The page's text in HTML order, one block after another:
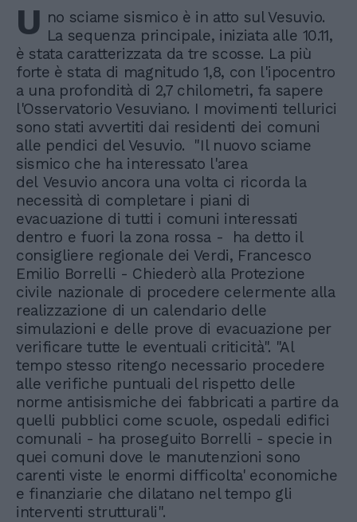
U no sciame sismico è in atto sul Vesuvio.
La sequenza principale, iniziata alle 10.11,
è stata caratterizzata da tre scosse. La più
forte è stata di magnitudo 1,8, con l'ipocentro
a una profondità di 2,7 chilometri, fa sapere
l'Osservatorio Vesuviano. I movimenti tellurici
sono stati avvertiti dai residenti dei comuni
alle pendici del Vesuvio. "Il nuovo sciame
sismico che ha interessato l'area
del Vesuvio ancora una volta ci ricorda la
necessità di completare i piani di
evacuazione di tutti i comuni interessati
dentro e fuori la zona rossa - ha detto il
consigliere regionale dei Verdi, Francesco
Emilio Borrelli - Chiederò alla Protezione
civile nazionale di procedere celermente alla
realizzazione di un calendario delle
simulazioni e delle prove di evacuazione per
verificare tutte le eventuali criticità". "Al
tempo stesso ritengo necessario procedere
alle verifiche puntuali del rispetto delle
norme antisismiche dei fabbricati a partire da
quelli pubblici come scuole, ospedali edifici
comunali - ha proseguito Borrelli - specie in
quei comuni dove le manutenzioni sono
carenti viste le enormi difficolta' economiche
e finanziarie che dilatano nel tempo gli
interventi strutturali".